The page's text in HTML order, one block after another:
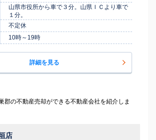
山県市役所から車で３分。山県ＩＣより車で
１分。
不定休
10時～19時
詳細を見る
郡の不動産売却ができる不動産会社を紹介しま
店